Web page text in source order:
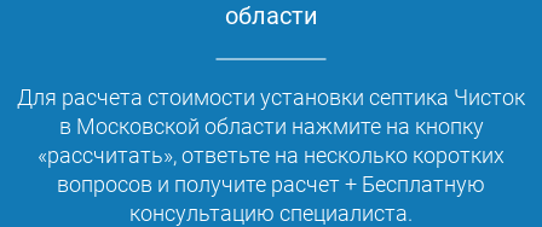
области
Для расчета стоимости установки септика Чисток
в Московской области нажмите на кнопку
«рассчитать», ответьте на несколько коротких
вопросов и получите расчет + Бесплатную
консультацию специалиста.